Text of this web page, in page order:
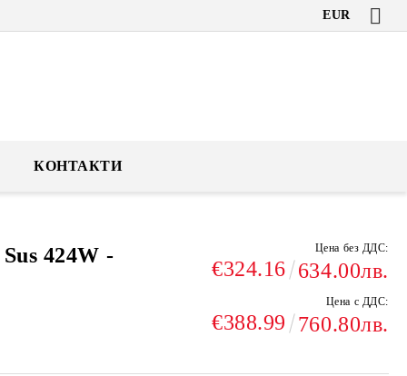
EUR
КОНТАКТИ
424W -
Цена без ДДС:
€324.16 634.00лв.
Цена с ДДС:
€388.99 760.80лв.